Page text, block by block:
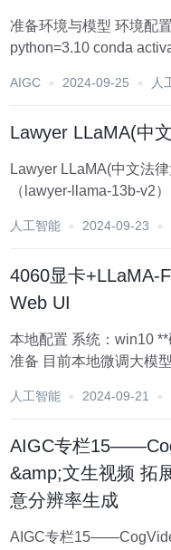
准备环境与模型 环境配置 conda create -n lmdeploy
python=3.10 conda
AIGC 2024-09-25 人
Lawyer LLaMA(中
Lawyer LLaMA(中文法律大模
（lawyer-llama-13b-v2） 2.运行环境 ​ 1.建议使用Python 3.8
人工智能 2024-09-23
4060显卡+LLaMA-
Web UI
本地配置 系统：win10 **硬件：**i5-12490f+RTX4060 前置
准备 目前本地微调大模型最常用的就是LLaMA-Factory，既
https://github.com/...
人工智能 2024-09-21
AIGC专栏
&amp;文生视频 拓
意分辨率生成
AIGC专栏